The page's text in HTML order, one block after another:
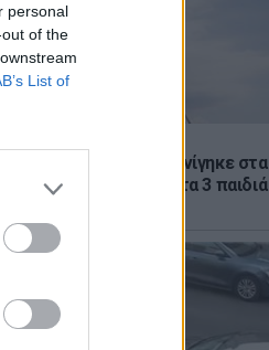
personal
of the
List of
από το Ρότερνταμ πνίγηκε στα
– Αυτόπτες μάρτυρες τα 3 παιδιά